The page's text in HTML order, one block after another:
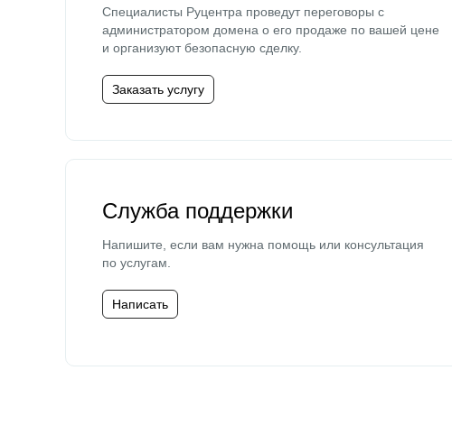
Специалисты Руцентра проведут переговоры с
администратором домена о его продаже по вашей цене
и организуют безопасную сделку.
Заказать услугу
Служба поддержки
Напишите, если вам нужна помощь или консультация
по услугам.
Написать